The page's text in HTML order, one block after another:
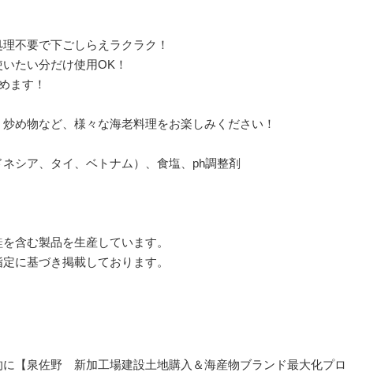
不要で下ごしらえラクラク！
たい分だけ使用OK！
ます！
め物など、様々な海老料理をお楽しみください！
シア、タイ、ベトナム）、食塩、ph調整剤
含む製品を生産しています。
に基づき掲載しております。
【泉佐野 新加工場建設土地購入＆海産物ブランド最大化プロ